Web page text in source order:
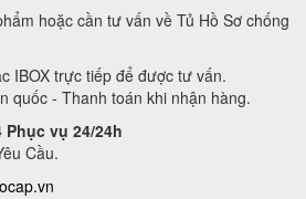
hoặc cần tư vấn về Tủ Hồ Sơ chống
IBOX trực tiếp để được tư vấn.
quốc - Thanh toán khi nhận hàng.
vụ 24/24h
Cầu.